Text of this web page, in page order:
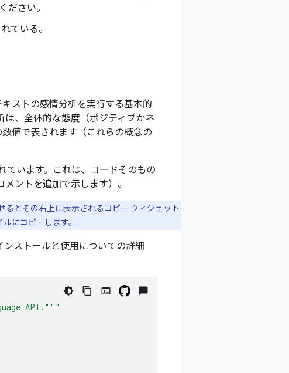
ださい。
ている。
ストの感情分析を実行する基本的
は、全体的な態度（ポジティブかネ
数値で表されます（これらの概念の
ています。これは、コードそのもの
ントを追加で示します）。
とその右上に表示されるコピー ウィジェット
ルにコピーします。
ンストールと使用についての詳細
API."""